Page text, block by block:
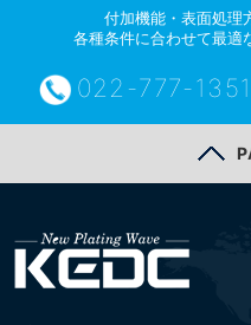
付加機能・表面処理
各種条件に合わせて最適
022-777-1351